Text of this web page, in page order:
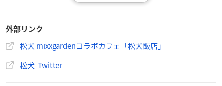
開催場所：mixxgarden東京・大阪
開催時期：2022/3/4〜4/10
詳細はこちら💨
外部リンク
松犬 mixxgardenコラボカフェ「松犬飯店」
松犬 Twitter